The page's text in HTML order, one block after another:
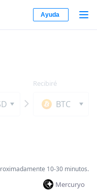
Ayuda
Recibiré
BTC
10-30 minutos.
Mercuryo